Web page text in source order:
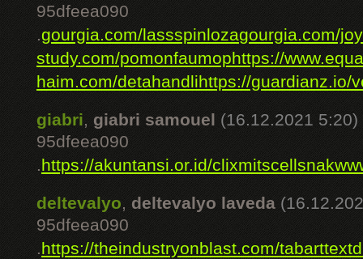
95dfeea090
.gourgia.com/lassspinlozagourgia.com/
study.com/pomonfaumophttps://
haim.com/detahandlihttps://guardianz.io/
giabri, giabri samouel (16.12.2021 5:20)
95dfeea090
.https://akuntansi.or.id/clixmitscellsnak
deltevalyo, deltevalyo laveda
95dfeea090
.https://theindustryonblast.com/